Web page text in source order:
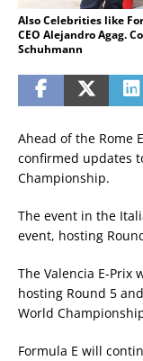
Also Celebrities like
CEO Alejandro Agag.
Schuhmann
Ahead of the Rome
confirmed updates
Championship.
The event in the
event, hosting
The Valencia E-Prix
hosting Round 5
World
Formula E will